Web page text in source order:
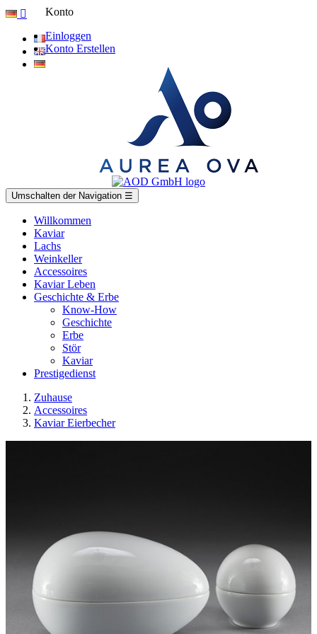

Konto
Einloggen
Konto Erstellen
Umschalten der Navigation ☰
Willkommen
Kaviar
Lachs
Weinkeller
Accessoires
Kaviar Leben
Geschichte & Erbe
Know-How
Geschichte
Erbe
Stör
Kaviar
Prestigedienst
Zuhause
Accessoires
Kaviar Eierbecher